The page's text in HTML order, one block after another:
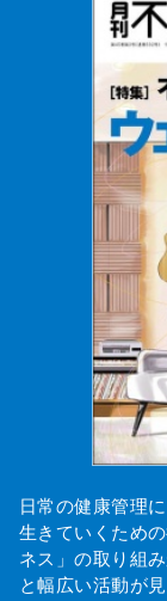
日常の健康管理
生きていくため
ネス」の取り組
と幅広い活動が